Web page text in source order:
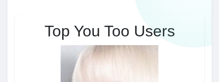
Top You Too Users